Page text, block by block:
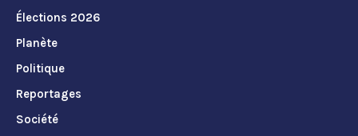
Élections 2026
Planète
Politique
Reportages
Société